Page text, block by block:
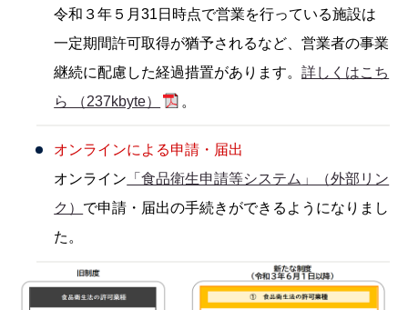
令和３年５月31日時点で営業を行っている施設は
一定期間許可取得が猶予されるなど、営業者の事業
継続に配慮した経過措置があります。詳しくはこち
ら （237kbyte）
。
オンラインによる申請・届出
オンライン 「食品衛生申請等システム」（外部リン
ク） で申請・届出の手続きができるようになりまし
た。